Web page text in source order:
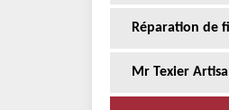
Réparation de
Mr Texier